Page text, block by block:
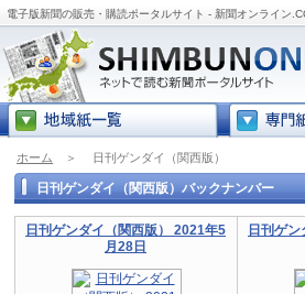
電子版新聞の販売・購読ポータルサイト - 新聞オンライン
ホーム ＞ 日刊ゲンダイ（関西版）
日刊ゲンダイ（関西版）バックナンバー
日刊ゲンダイ（関西版） 2021年5
月28日
日刊ゲ